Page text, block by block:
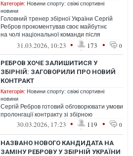
Категорія: Новини спорту: свіжі спортивні
новини
Головний тренер збірної України Сергій
Ребров прокоментував своє майбутнє
на чолі національної команди після
поразки від Швеції (1:3) у матчі плей-оф ...
31.03.2026, 10:23 • 173 • 0
РЕБРОВ ХОЧЕ ЗАЛИШИТИСЯ У
ЗБІРНІЙ: ЗАГОВОРИЛИ ПРО НОВИЙ
КОНТРАКТ
Категорія: Новини спорту: свіжі спортивні
новини
Сергій Ребров готовий обговорювати умови
пролонгації контракту зі збірною
30.03.2026, 17:23 • 119 • 0
НАЗВАНО НОВОГО КАНДИДАТА НА
ЗАМІНУ РЕБРОВУ У ЗБІРНІЙ УКРАЇНИ